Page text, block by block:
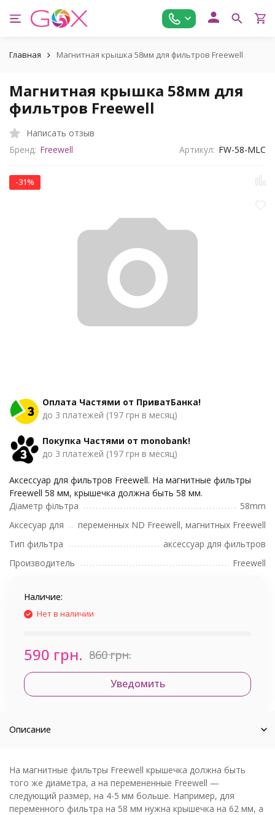
Главная Магнитная крышка 58мм для фильтров Freewell
Магнитная крышка 58мм для
фильтров Freewell
Написать отзыв
Бренд: Freewell Артикул: FW-58-MLC
-31%
Оплата Частями от ПриватБанка!
до 3 платежей (197 грн в месяц)
Покупка Частями от monobank!
до 3 платежей (197 грн в месяц)
Аксессуар для фильтров Freewell. На магнитные фильтры
Freewell 58 мм, крышечка должна быть 58 мм.
Діаметр фільтра
58mm
Аксесуар для
переменных ND Freewell, магнитных Freewell
Тип фильтра
аксессуар для фильтров
Производитель
Freewell
Наличие:
Нет в наличии
590 грн. 860 грн.
Уведомить
Описание
На магнитные фильтры Freewell крышечка должна быть
того же диаметра, а на перемененные Freewell —
следующий размер, на 4-5 мм больше. Например, для
переменного фильтра на 58 мм нужна крышечка на 62 мм, а